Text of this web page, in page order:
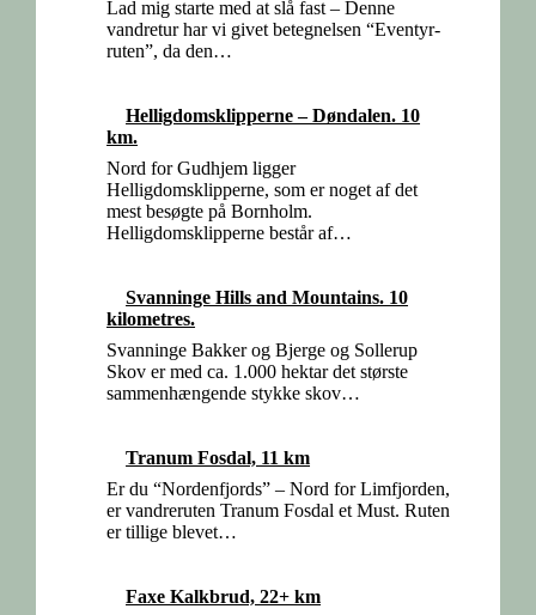
Lad mig starte med at slå fast – Denne
vandretur har vi givet betegnelsen “Eventyr-
ruten”, da den…
Helligdomsklipperne – Døndalen. 10
km.
Nord for Gudhjem ligger
Helligdomsklipperne, som er noget af det
mest besøgte på Bornholm.
Helligdomsklipperne består af…
Svanninge Hills and Mountains. 10
kilometres.
Svanninge Bakker og Bjerge og Sollerup
Skov er med ca. 1.000 hektar det største
sammenhængende stykke skov…
Tranum Fosdal, 11 km
Er du “Nordenfjords” – Nord for Limfjorden,
er vandreruten Tranum Fosdal et Must. Ruten
er tillige blevet…
Faxe Kalkbrud, 22+ km